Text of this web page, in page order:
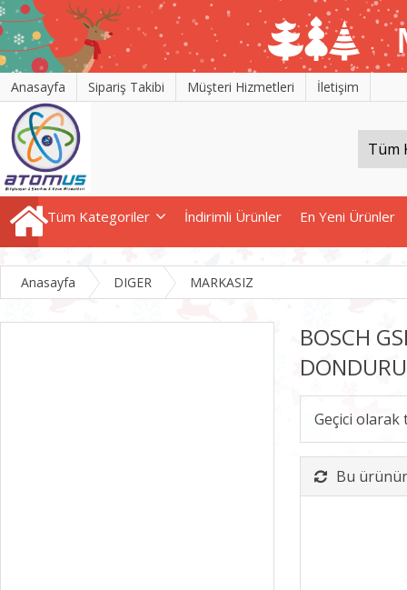
Anasayfa Sipariş Takibi Müşteri Hizmetleri İletişim
Tüm Kategoriler İndirimli Ürünler En Yeni Ürünler
Anasayfa DIGER MARKASIZ
BOSCH
Geçici
Bu